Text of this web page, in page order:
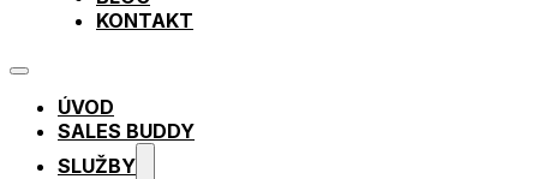
KONTAKT
ÚVOD
SALES BUDDY
SLUŽBY